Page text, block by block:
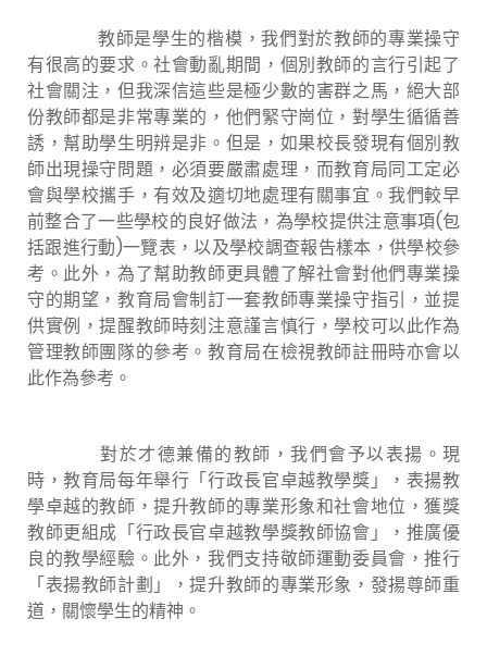
教師是學生的楷模，我們對於教師的專業操守
有很高的要求。社會動亂期間，個別教師的言行引起了
社會關注，但我深信這些是極少數的害群之馬，絕大部
份教師都是非常專業的，他們緊守崗位，對學生循循善
誘，幫助學生明辨是非。但是，如果校長發現有個別教
師出現操守問題，必須要嚴肅處理，而教育局同工定必
會與學校攜手，有效及適切地處理有關事宜。我們較早
前整合了一些學校的良好做法，為學校提供注意事項(包
括跟進行動)一覽表，以及學校調查報告樣本，供學校參
考。此外，為了幫助教師更具體了解社會對他們專業操
守的期望，教育局會制訂一套教師專業操守指引，並提
供實例，提醒教師時刻注意謹言慎行，學校可以此作為
管理教師團隊的參考。教育局在檢視教師註冊時亦會以
此作為參考。
對於才德兼備的教師，我們會予以表揚。現
時，教育局每年舉行「行政長官卓越教學獎」，表揚教
學卓越的教師，提升教師的專業形象和社會地位，獲獎
教師更組成「行政長官卓越教學獎教師協會」，推廣優
良的教學經驗。此外，我們支持敬師運動委員會，推行
「表揚教師計劃」，提升教師的專業形象，發揚尊師重
道，關懷學生的精神。